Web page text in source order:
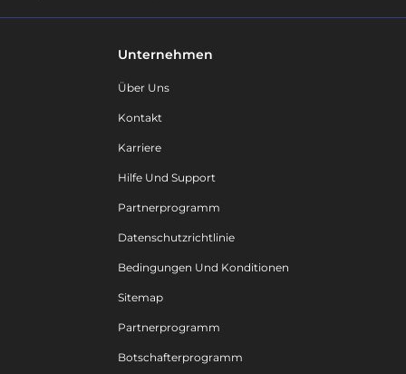
Unternehmen
Über Uns
Kontakt
Karriere
Hilfe Und Support
Partnerprogramm
Datenschutzrichtlinie
Bedingungen Und Konditionen
Sitemap
Partnerprogramm
Botschafterprogramm